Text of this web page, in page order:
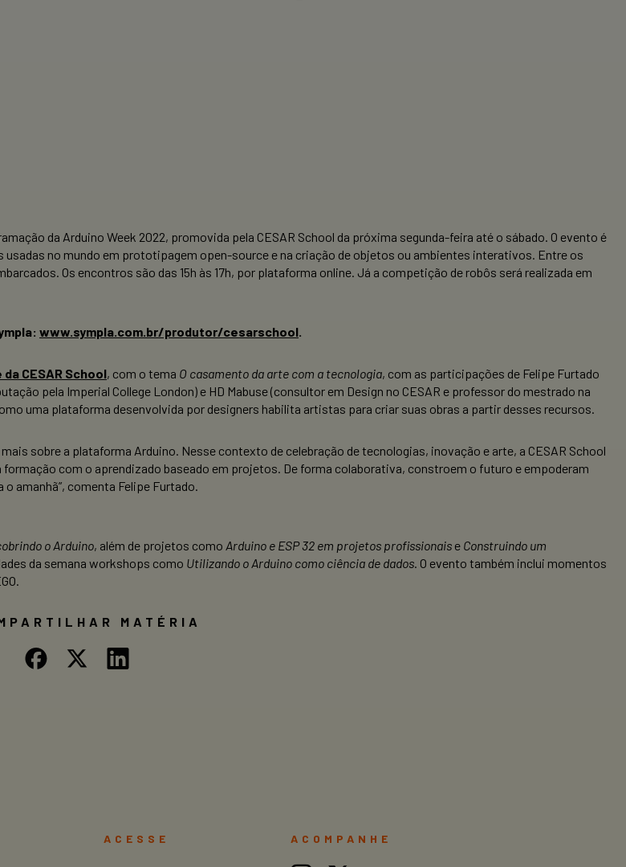
da Arduino Week 2022, promovida pela CESAR School da próxima segunda-feira até o sábado. O evento é
usadas no mundo em prototipagem open-source e na criação de objetos ou ambientes interativos. Entre os
Os encontros são das 15h às 17h, por plataforma online. Já a competição de robôs será realizada em
www.sympla.com.br/produtor/cesarschool
da CESAR School, com o tema O casamento da arte com a tecnologia, com as participações de Felipe Furtado
pela Imperial College London) e HD Mabuse (consultor em Design no CESAR e professor do mestrado na
uma plataforma desenvolvida por designers habilita artistas para criar suas obras a partir desses recursos.
sobre a plataforma Arduino. Nesse contexto de celebração de tecnologias, inovação e arte, a CESAR School
com o aprendizado baseado em projetos. De forma colaborativa, constroem o futuro e empoderam
amanhã”, comenta Felipe Furtado.
o Arduino, além de projetos como Arduino e ESP 32 em projetos profissionais e Construindo um
da semana workshops como Utilizando o Arduino como ciência de dados . O evento também inclui momentos
MATÉRIA
ACESSE ACOMPANHE